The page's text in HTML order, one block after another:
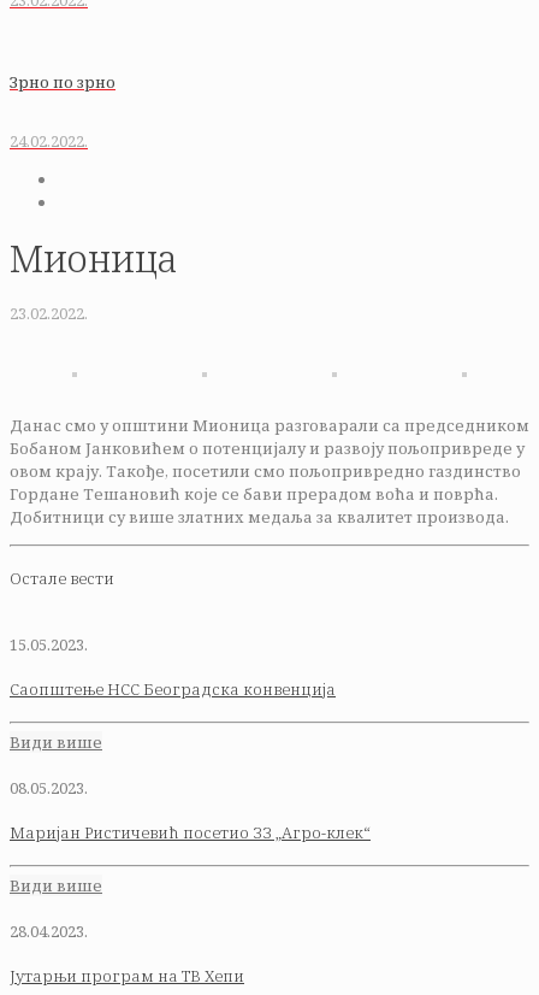
Зрно по зрно
24.02.2022.
Мионица
23.02.2022.
Данас смо у општини Мионица разговарали са председником
Бобаном Јанковићем о потенцијалу и развоју пољопривреде у
овом крају. Такође, посетили смо пољопривредно газдинство
Гордане Тешановић које се бави прерадом воћа и поврћа.
Добитници су више златних медаља за квалитет производа.
Остале вести
15.05.2023.
Саопштење НСС Београдска конвенција
Види више
08.05.2023.
Маријан Ристичевић посетио ЗЗ „Агро-клек“
Види више
28.04.2023.
Јутарњи програм на ТВ Хепи